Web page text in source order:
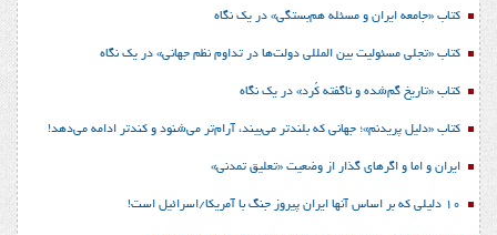
کتاب «جامعه ایران و مسئله هم‌بستگی» در یک نگاه
کتاب «تجلی مسئولیت بین المللی دولت‌ها در تداوم نظم جهانی» در یک نگاه
کتاب «تاریخ گم‌شده و ناگفته کُرد» در یک نگاه
کتاب «دلیل پریدنم»؛ جهانی که بلندتر می‌بیند، آرام‌تر می‌شنود و کندتر ادامه می‌دهد!
ایران و اما و اگرهای گذار از وضعیت «تعلیق تمدنی»
10 دلیلی که بر اساس آنها ایران پیروز جنگ با آمریکا/اسرائیل است!